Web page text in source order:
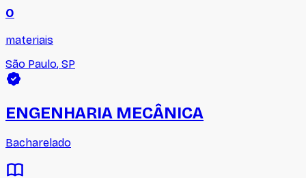
0
materiais
São Paulo, SP
ENGENHARIA MECÂNICA
Bacharelado